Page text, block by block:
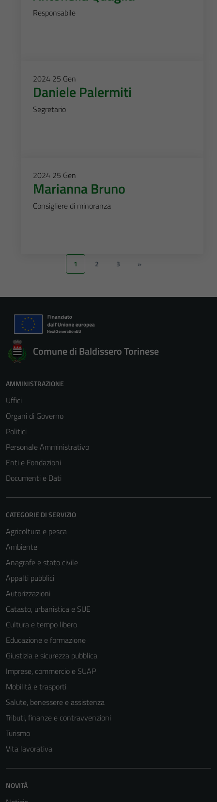
Responsabile
2024 25 Gen
Daniele Palermiti
Segretario
2024 25 Gen
Marianna Bruno
Consigliere di minoranza
1 2 3 »
Comune di Baldissero Torinese
AMMINISTRAZIONE
Uffici
Organi di Governo
Politici
Personale Amministrativo
Enti e Fondazioni
Documenti e Dati
CATEGORIE DI SERVIZIO
Agricoltura e pesca
Ambiente
Anagrafe e stato civile
Appalti pubblici
Autorizzazioni
Catasto, urbanistica e SUE
Cultura e tempo libero
Educazione e formazione
Giustizia e sicurezza pubblica
Imprese, commercio e SUAP
Mobilità e trasporti
Salute, benessere e assistenza
Tributi, finanze e contravvenzioni
Turismo
Vita lavorativa
NOVITÀ